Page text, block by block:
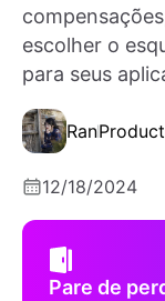
escolher o
para seus
Ran
12/18/2024
Pare de